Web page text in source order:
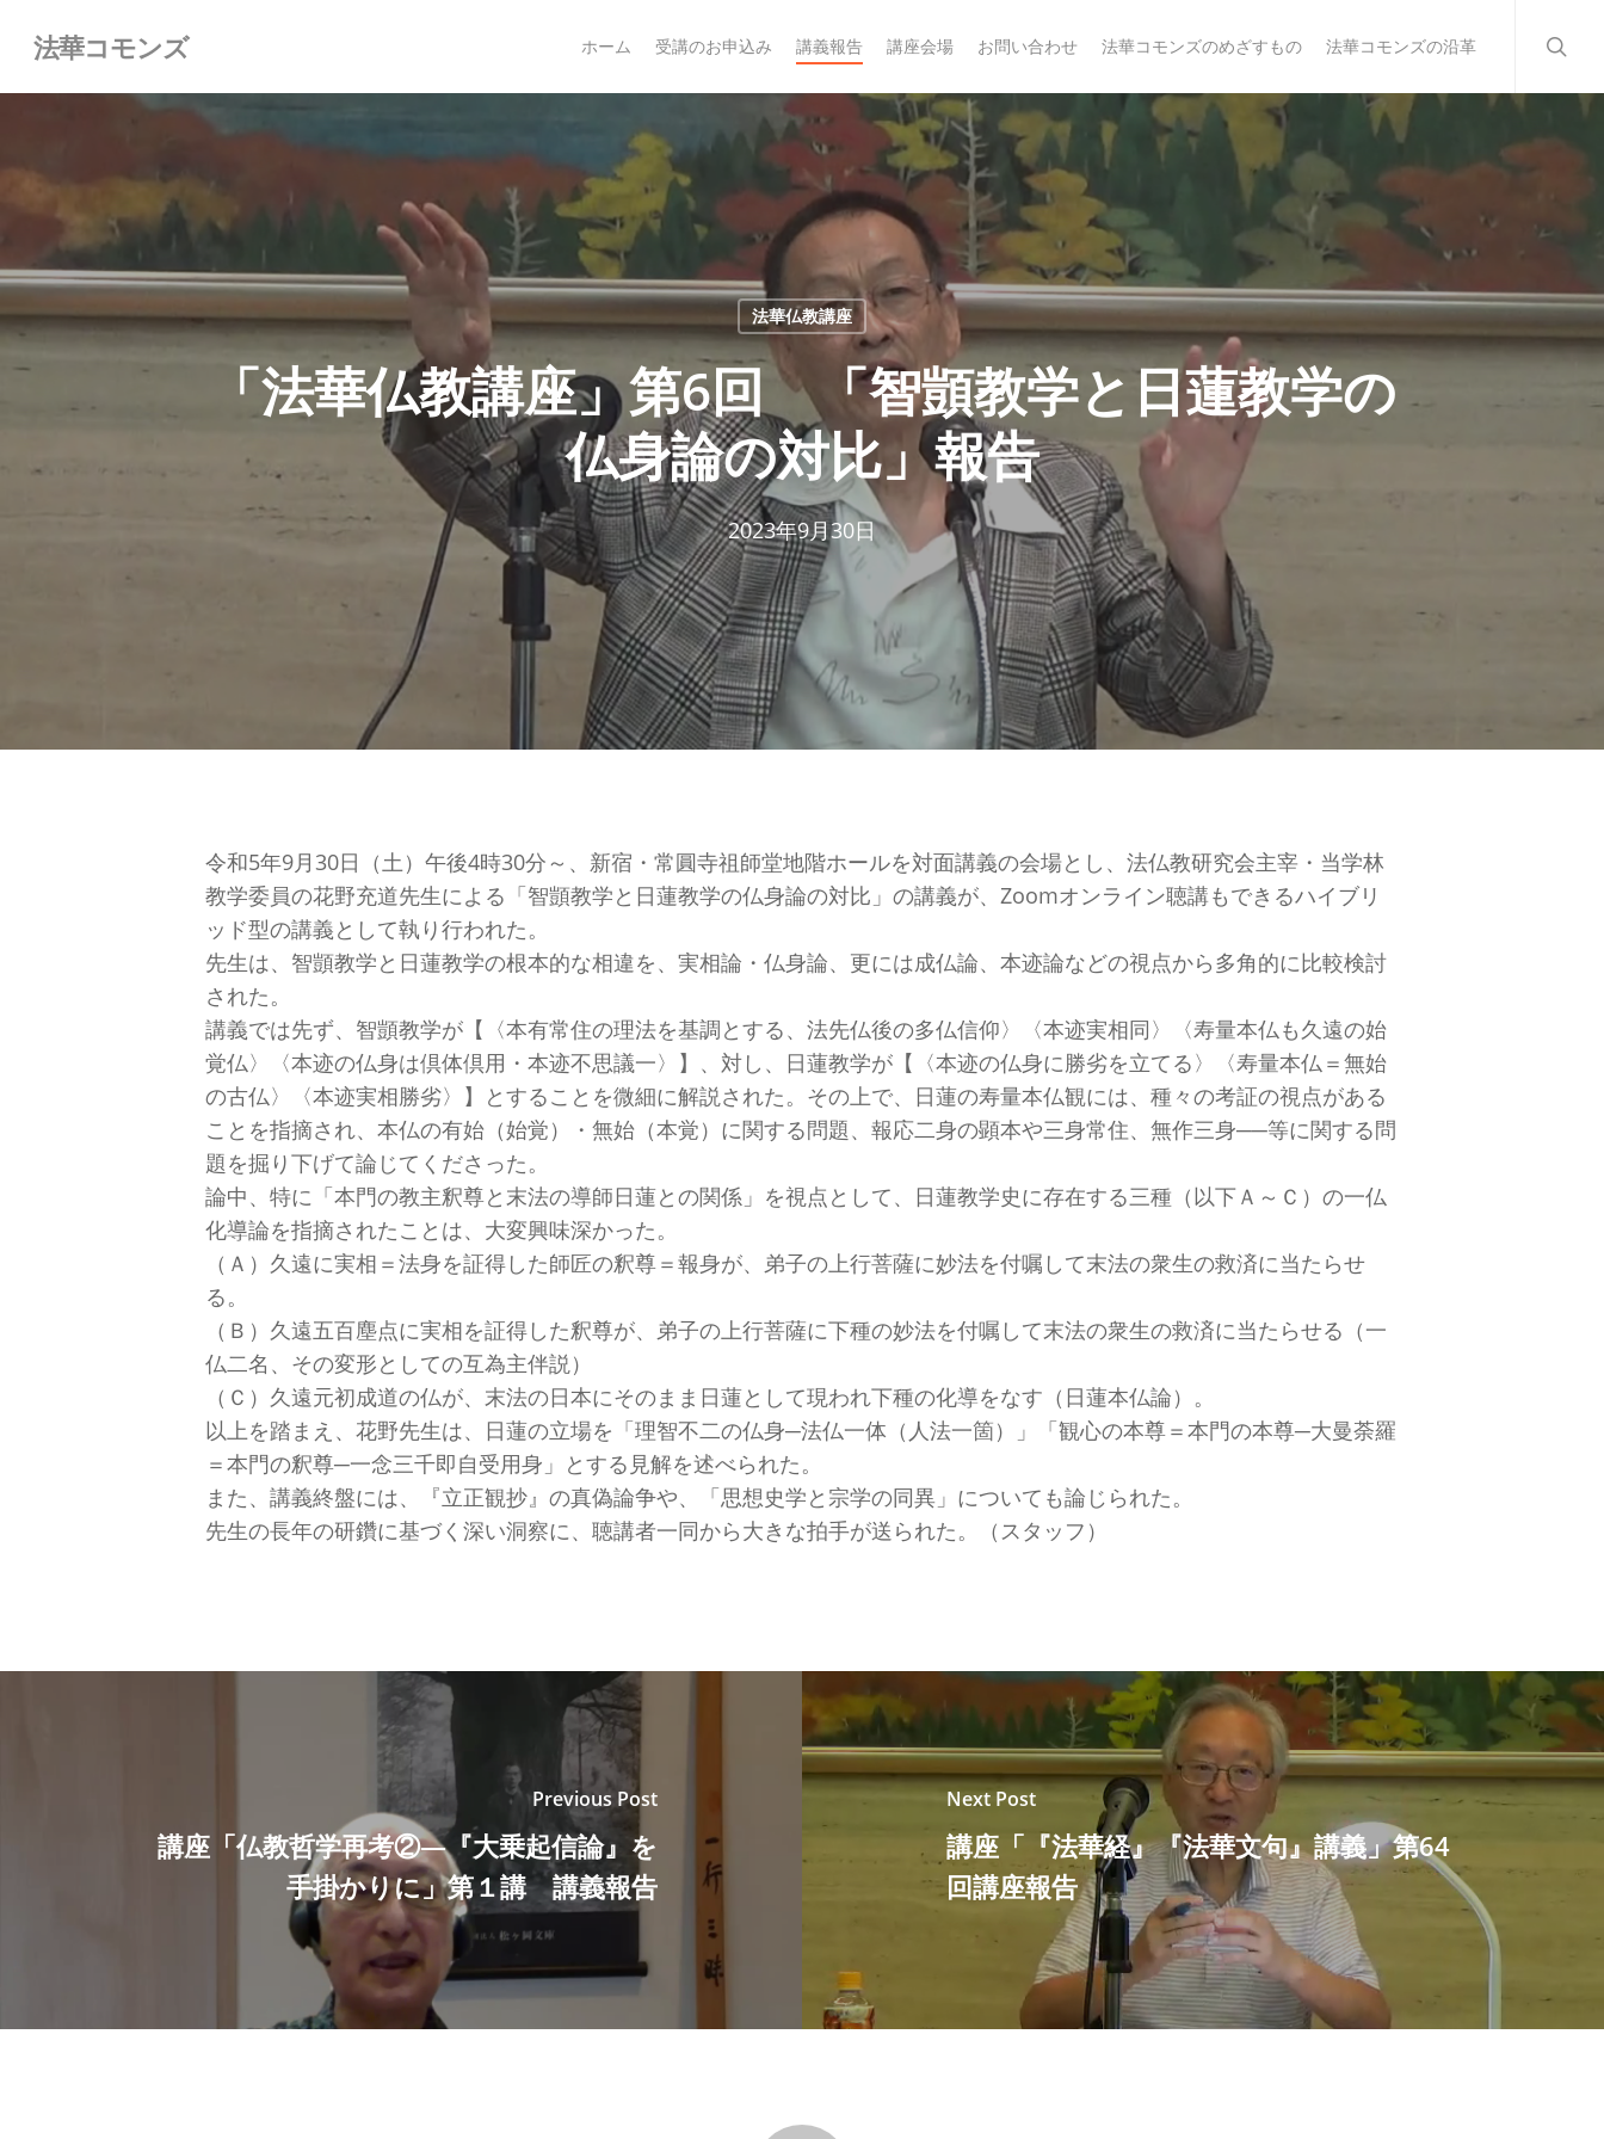
main
法華コモンズ ホーム 受講のお申込み 講義報告 講座会場 お問い合わせ 法華コモンズのめざすもの 法華コモンズの沿革
法華仏教講座
「法華仏教講座」第6回 「智顗教学と日蓮教学の
仏身論の対比」報告
2023年9月30日
令和5年9月30日（土）午後4時30分～、新宿・常圓寺祖師堂地階ホールを対面講義の会場とし、法仏教研究会主宰・当学林
教学委員の花野充道先生による「智顗教学と日蓮教学の仏身論の対比」の講義が、Zoomオンライン聴講もできるハイブリ
ッド型の講義として執り行われた。
先生は、智顗教学と日蓮教学の根本的な相違を、実相論・仏身論、更には成仏論、本迹論などの視点から多角的に比較検討
された。
講義では先ず、智顗教学が【〈本有常住の理法を基調とする、法先仏後の多仏信仰〉〈本迹実相同〉〈寿量本仏も久遠の始
覚仏〉〈本迹の仏身は倶体倶用・本迹不思議一〉】、対し、日蓮教学が【〈本迹の仏身に勝劣を立てる〉〈寿量本仏＝無始
の古仏〉〈本迹実相勝劣〉】とすることを微細に解説された。その上で、日蓮の寿量本仏観には、種々の考証の視点がある
ことを指摘され、本仏の有始（始覚）・無始（本覚）に関する問題、報応二身の顕本や三身常住、無作三身──等に関する問
題を掘り下げて論じてくださった。
論中、特に「本門の教主釈尊と末法の導師日蓮との関係」を視点として、日蓮教学史に存在する三種（以下Ａ～Ｃ）の一仏
化導論を指摘されたことは、大変興味深かった。
（Ａ）久遠に実相＝法身を証得した師匠の釈尊＝報身が、弟子の上行菩薩に妙法を付嘱して末法の衆生の救済に当たらせ
る。
（Ｂ）久遠五百塵点に実相を証得した釈尊が、弟子の上行菩薩に下種の妙法を付嘱して末法の衆生の救済に当たらせる（一
仏二名、その変形としての互為主伴説）
（Ｃ）久遠元初成道の仏が、末法の日本にそのまま日蓮として現われ下種の化導をなす（日蓮本仏論）。
以上を踏まえ、花野先生は、日蓮の立場を「理智不二の仏身─法仏一体（人法一箇）」「観心の本尊＝本門の本尊─大曼荼羅
＝本門の釈尊─一念三千即自受用身」とする見解を述べられた。
また、講義終盤には、『立正観抄』の真偽論争や、「思想史学と宗学の同異」についても論じられた。
先生の長年の研鑽に基づく深い洞察に、聴講者一同から大きな拍手が送られた。（スタッフ）
Previous Post
講座「仏教哲学再考②―『大乗起信論』を
手掛かりに」第１講 講義報告
Next Post
講座「『法華経』『法華文句』講義」第64
回講座報告